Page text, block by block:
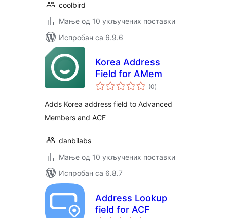
coolbird
Мање од 10 укључених поставки
Испробан са 6.9.6
Korea Address
Field for AMem
(0укупних
оцена
)
Adds Korea address field to Advanced
Members and ACF
danbilabs
Мање од 10 укључених поставки
Испробан са 6.8.7
Address Lookup
field for ACF